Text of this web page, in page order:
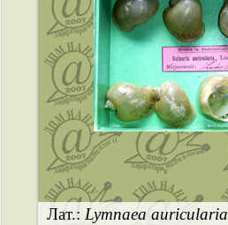
Лат.: Lymnaea auricularia